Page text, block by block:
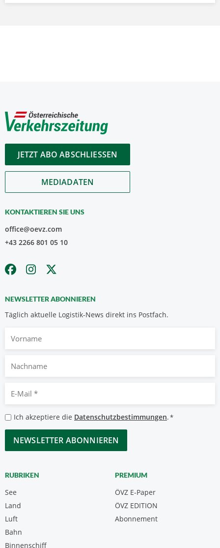
JETZT ABO ABSCHLIESSEN
MEDIADATEN
KONTAKTIEREN SIE UNS
office@oevz.com
+43 2266 801 05 10
NEWSLETTER ABONNIEREN
Täglich aktuelle Logistik-News direkt ins Postfach.
Nachname
Mail
*
Datenschutzbestimmungen
*
Ich akzeptiere die Datenschutzbestimmungen.*
CAPTCHA
RUBRIKEN
See
Land
Luft
Bahn
Binnenschiff
PREMIUM
ÖVZ E-Paper
Abonnement
ÖVZ EDITION